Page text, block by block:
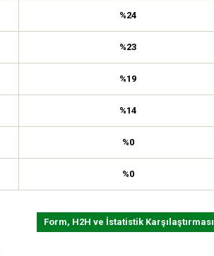
%24
%23
%19
%14
%0
%0
Form, H2H ve İstatistik Karşılaştırması